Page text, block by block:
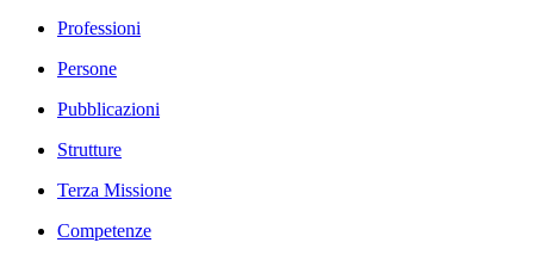
Professioni
Persone
Pubblicazioni
Strutture
Terza Missione
Competenze